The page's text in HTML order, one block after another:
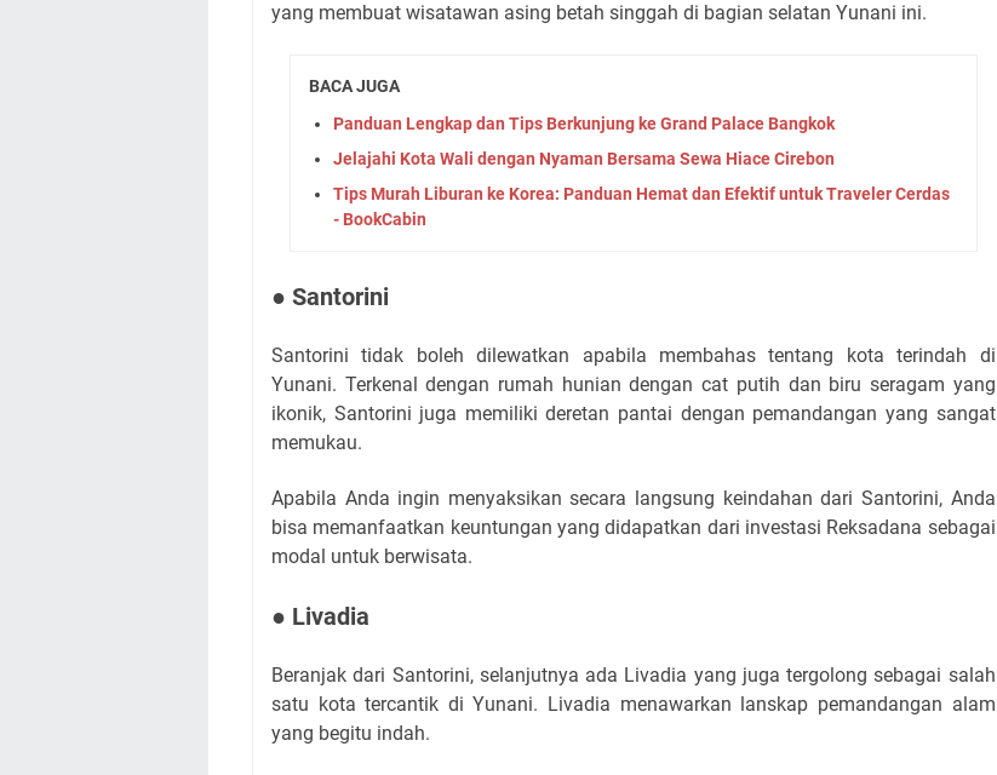
yang membuat wisatawan asing betah singgah di bagian selatan Yunani ini.
BACA JUGA
Panduan Lengkap dan Tips Berkunjung ke Grand Palace Bangkok
Jelajahi Kota Wali dengan Nyaman Bersama Sewa Hiace Cirebon
Tips Murah Liburan ke Korea: Panduan Hemat dan Efektif untuk Traveler Cerdas
- BookCabin
● Santorini
Santorini tidak boleh dilewatkan apabila membahas tentang kota terindah di
Yunani. Terkenal dengan rumah hunian dengan cat putih dan biru seragam yang
ikonik, Santorini juga memiliki deretan pantai dengan pemandangan yang sangat
memukau.
Apabila Anda ingin menyaksikan secara langsung keindahan dari Santorini, Anda
bisa memanfaatkan keuntungan yang didapatkan dari investasi Reksadana sebagai
modal untuk berwisata.
● Livadia
Beranjak dari Santorini, selanjutnya ada Livadia yang juga tergolong sebagai salah
satu kota tercantik di Yunani. Livadia menawarkan lanskap pemandangan alam
yang begitu indah.